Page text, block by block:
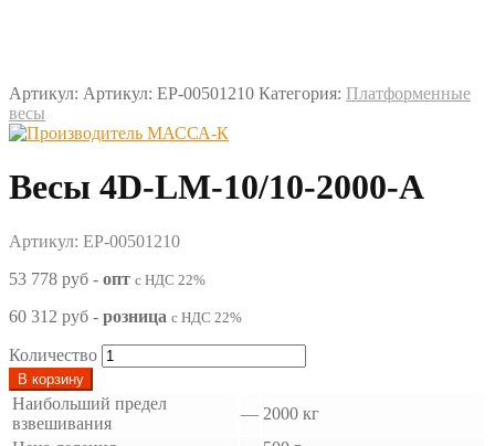
Артикул: Артикул: EP-00501210 Категория: Платформенные
весы
Весы 4D-LM-10/10-2000-A
Артикул: EP-00501210
53 778 руб - опт с НДС 22%
60 312 руб - розница с НДС 22%
Количество
В корзину
Наибольший предел
взвешивания
— 2000 кг